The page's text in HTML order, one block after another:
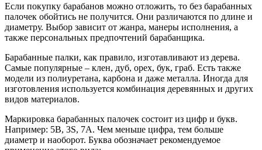
Если покупку барабанов можно отложить, то без барабанных
палочек обойтись не получится. Они различаются по длине и
диаметру. Выбор зависит от жанра, манеры исполнения, а
также персональных предпочтений барабанщика.
Барабанные палки, как правило, изготавливают из дерева.
Самые популярные – клен, дуб, орех, бук, граб. Есть также
модели из полиуретана, карбона и даже металла. Иногда для
изготовления используется комбинация деревянных и других
видов материалов.
Маркировка барабанных палочек состоит из цифр и букв.
Например: 5B, 3S, 7A. Чем меньше цифра, тем больше
диаметр и наоборот. Буква обозначает рекомендуемое